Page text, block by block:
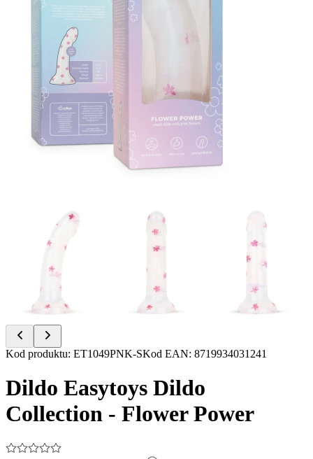
Item
of
Kod produktu: ET1049PNK-SKod EAN: 8719934031241
Dildo Easytoys Dildo
Collection - Flower Power